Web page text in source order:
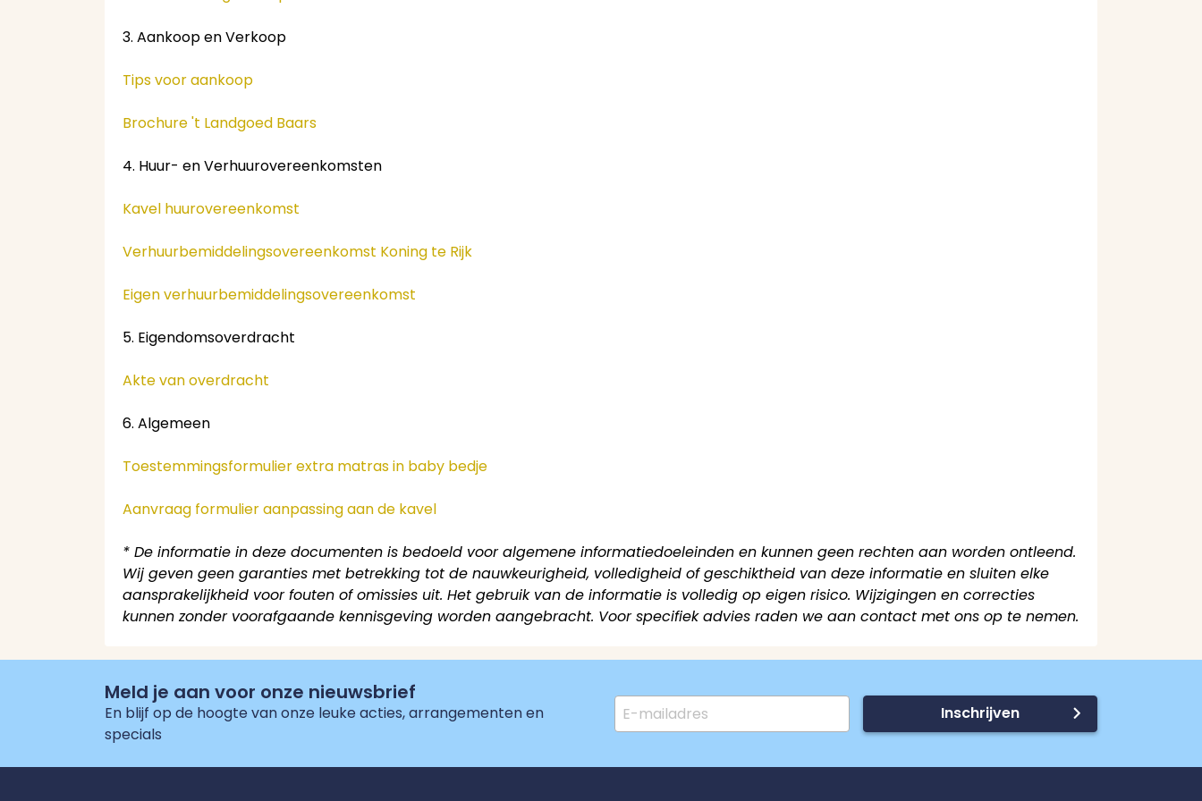
3. Aankoop en Verkoop
Tips voor aankoop
Brochure 't Landgoed Baars
4. Huur- en Verhuurovereenkomsten
Kavel huurovereenkomst
Verhuurbemiddelingsovereenkomst Koning te Rijk
Eigen verhuurbemiddelingsovereenkomst
5. Eigendomsoverdracht
Akte van overdracht
6. Algemeen
Toestemmingsformulier extra matras in baby bedje
Aanvraag formulier aanpassing aan de kavel
* De informatie in deze documenten is bedoeld voor algemene informatiedoeleinden en kunnen geen rechten aan worden ontleend.
Wij geven geen garanties met betrekking tot de nauwkeurigheid, volledigheid of geschiktheid van deze informatie en sluiten elke
aansprakelijkheid voor fouten of omissies uit. Het gebruik van de informatie is volledig op eigen risico. Wijzigingen en correcties
kunnen zonder voorafgaande kennisgeving worden aangebracht. Voor specifiek advies raden we aan contact met ons op te nemen.
Meld je aan voor onze nieuwsbrief
En blijf op de hoogte van onze leuke acties, arrangementen en
specials
Inschrijven